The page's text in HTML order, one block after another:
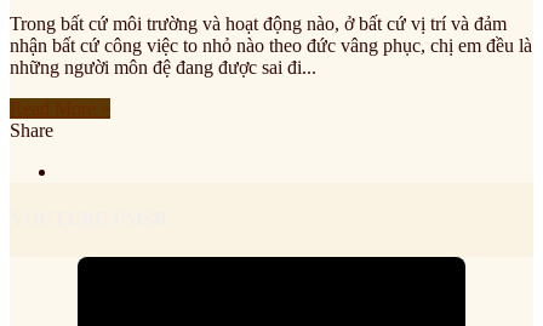
Trong bất cứ môi trường và hoạt động nào, ở bất cứ vị trí và đảm
nhận bất cứ công việc to nhỏ nào theo đức vâng phục, chị em đều là
những người môn đệ đang được sai đi...
Share